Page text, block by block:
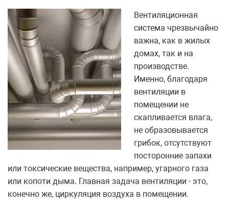
Вентиляционная
система чрезвычайно
важна, как в жилых
домах, так и на
производстве.
Именно, благодаря
вентиляции в
помещении не
скапливается влага,
не образовывается
грибок, отсутствуют
посторонние запахи
или токсические вещества, например, угарного газа
или копоти дыма. Главная задача вентиляции - это,
конечно же, циркуляция воздуха в помещении.